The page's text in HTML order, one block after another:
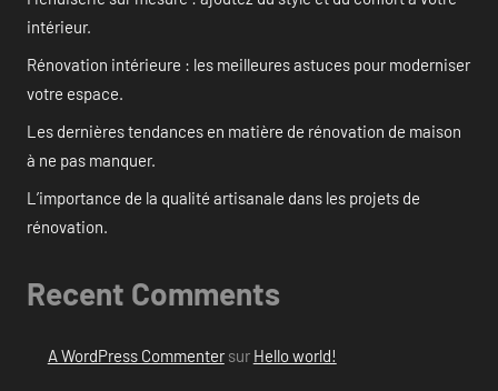
intérieur.
Rénovation intérieure : les meilleures astuces pour moderniser
votre espace.
Les dernières tendances en matière de rénovation de maison
à ne pas manquer.
L’importance de la qualité artisanale dans les projets de
rénovation.
Recent Comments
A WordPress Commentersur Hello world!